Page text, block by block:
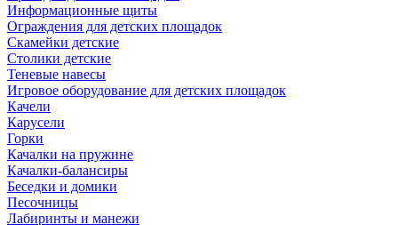
Информационные щиты
Ограждения для детских площадок
Скамейки детские
Столики детские
Теневые навесы
Игровое оборудование для детских площадок
Качели
Карусели
Горки
Качалки на пружине
Качалки-балансиры
Беседки и домики
Песочницы
Лабиринты и манежи